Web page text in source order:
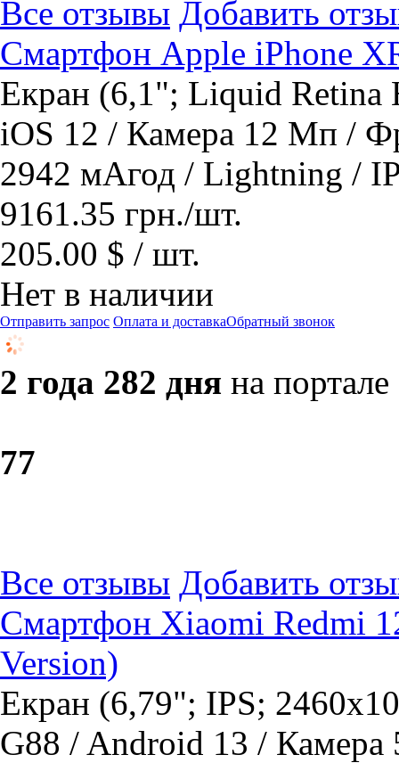
Все отзывы Добавить
Смартфон Apple iPhone
Екран (6,1"; Liquid
iOS 12 / Камера 12 Мп /
2942 мАгод / Lightning /
9161.35 грн./шт.
205.00 $ / шт.
Нет в наличии
Отправить запрос Оплата и доставкаОбратный звонок
2 года 282 дня на портале
77
Все отзывы Добавить
Смартфон Xiaomi Redmi
Version)
Екран (6,79"; IPS;
G88 / Android 13 /